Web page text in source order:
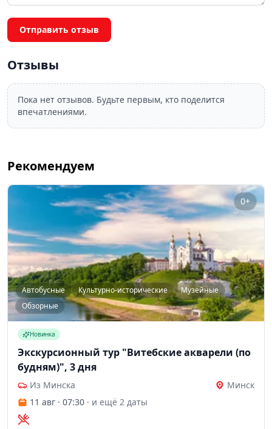
Отправить отзыв
Отзывы
Пока нет отзывов. Будьте первым, кто поделится
впечатлениями.
Рекомендуем
0+
Автобусные Культурно-исторические
Музейные
Обзорные
Новинка
Экскурсионный тур "Витебские акварели (по
будням)", 3 дня
Из Минска
Минск
11 авг · 07:30 · и ещё 2 даты